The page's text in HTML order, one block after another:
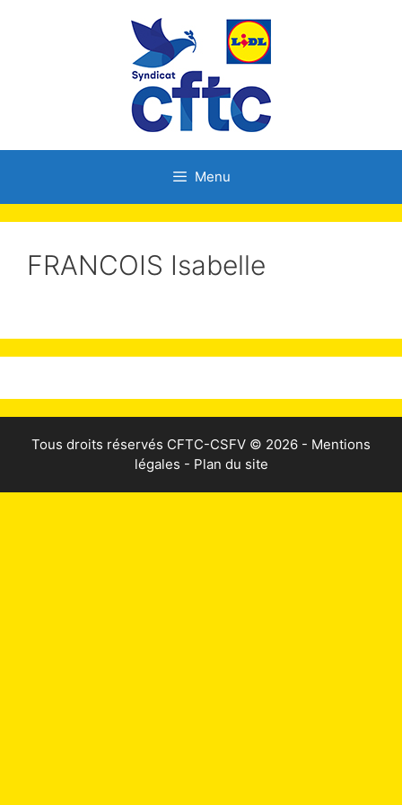
Menu
FRANCOIS Isabelle
Tous droits réservés CFTC-CSFV © 2026 - Mentions
légales - Plan du site